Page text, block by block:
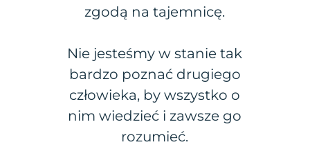
zgodą na tajemnicę.
Nie jesteśmy w stanie tak
bardzo poznać drugiego
człowieka, by wszystko o
nim wiedzieć i zawsze go
rozumieć.